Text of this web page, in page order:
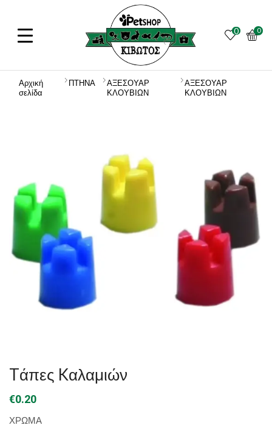
0 0
Αρχική
σελίδα
ΠΤΗΝΑ
ΑΞΕΣΟΥΑΡ
ΚΛΟΥΒΙΩΝ
ΑΞΕΣΟΥΑΡ
ΚΛΟΥΒΙΩΝ
Tάπες Kαλαμιών
€0.20
ΧΡΩΜΑ